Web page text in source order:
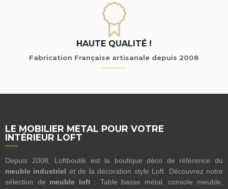
HAUTE QUALITÉ !
Fabrication Française artisanale depuis 2008
LE MOBILIER MÉTAL POUR VOTRE
INTÉRIEUR LOFT
Depuis 2008, Loftboutik est la boutique déco de référence du
meuble industriel et de la décoration style Loft. Découvrez notre
sélection de meuble loft: Table basse métal, console meuble,